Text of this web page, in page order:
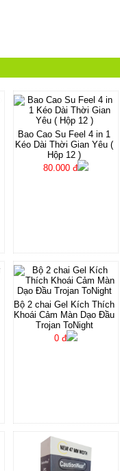
Bao Cao Su Feel 4 in 1
Kéo Dài Thời Gian Yêu (
Hộp 12 )
80.000 đ
Bộ 2 chai Gel Kích Thích
Khoái Cảm Màn Dạo Đầu
Trojan ToNight
0 đ